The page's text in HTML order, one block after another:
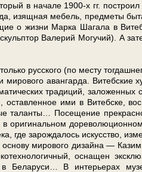
в на­ча­ле 1900-х гг.
изящ­ная ме­бель, пред­ме­ты
о жиз­ни Мар­ка Ша­га­ла в
Ва­ле­рий Могучий). А
рус­ско­го (по месту
аван­гар­да. Витебские
тра­ди­ций, заложенных
ими в Ви­теб­ске,
та­лан­ты… По­се­ще­ние
где зарождалось ис­кус­ство,
ми­ро­во­го дизайна —
осна­щен
Бе­ла­ру­си… В ин­те­рье­рах